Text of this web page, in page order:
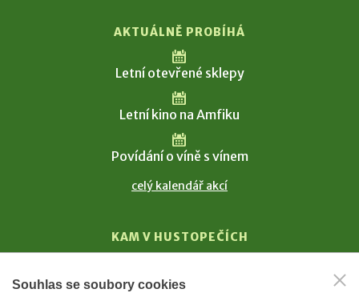
AKTUÁLNĚ PROBÍHÁ
Letní otevřené sklepy
Letní kino na Amfiku
Povídání o víně s vínem
celý kalendář akcí
KAM V HUSTOPEČÍCH
T. G. Masaryk
Souhlas se soubory cookies